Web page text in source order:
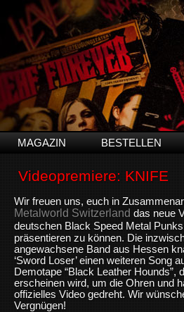
MAGAZIN BESTELLEN
Videopremiere: KNIFE
Wir freuen uns, euch in
Metalworld Switzerland das neue
deutschen Black Speed Metal Punks
präsentieren zu können. Die
angewachsene Band aus Hessen
‘Sword Loser’ einen weiteren Song
Demotape “Black Leather Hounds”,
erscheinen wird, um die Ohren und
offizielles Video gedreht. Wir
Vergnügen!